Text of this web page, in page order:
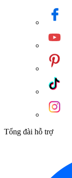
Tổng đài hỗ trợ